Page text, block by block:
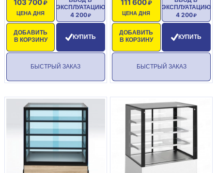
ЦЕНА ДНЯ
103 700
ДОБАВИТЬ
В КОРЗИНУ
ЭКСПЛУАТАЦИЮ
4 200
КУПИТЬ
БЫСТРЫЙ ЗАКАЗ
ЦЕНА ДНЯ
111 600
ДОБАВИТЬ
В КОРЗИНУ
ЭКСПЛУАТАЦИЮ
4 200
КУПИТЬ
БЫСТРЫЙ ЗАКАЗ